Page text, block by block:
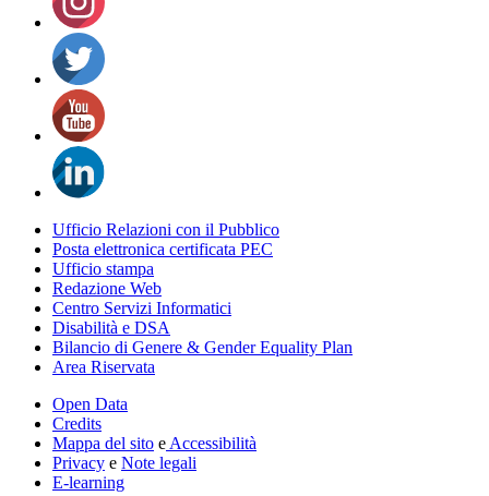
Ufficio Relazioni con il Pubblico
Posta elettronica certificata PEC
Ufficio stampa
Redazione Web
Centro Servizi Informatici
Disabilità e DSA
Bilancio di Genere & Gender Equality Plan
Area Riservata
Open Data
Credits
Mappa del sito e Accessibilità
Privacy e Note legali
E-learning